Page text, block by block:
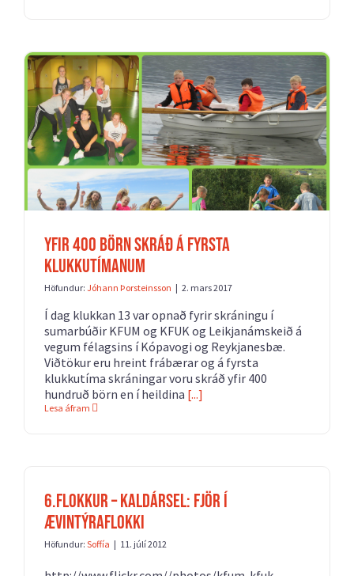
Yfir 400 börn skráð á fyrsta
klukkutímanum
Höfundur: Jóhann Þorsteinsson | 2. mars 2017
Í dag klukkan 13 var opnað fyrir skráningu í
sumarbúðir KFUM og KFUK og Leikjanámskeið á
vegum félagsins í Kópavogi og Reykjanesbæ.
Viðtökur eru hreint frábærar og á fyrsta
klukkutíma skráningar voru skráð yfir 400
hundruð börn en í heildina [...]
Lesa áfram
6.flokkur – Kaldársel: Fjör í
ævintýraflokki
Höfundur: Soffía | 11. júlí 2012